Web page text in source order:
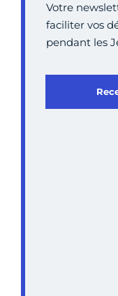
Votre
faciliter vos
pendant les